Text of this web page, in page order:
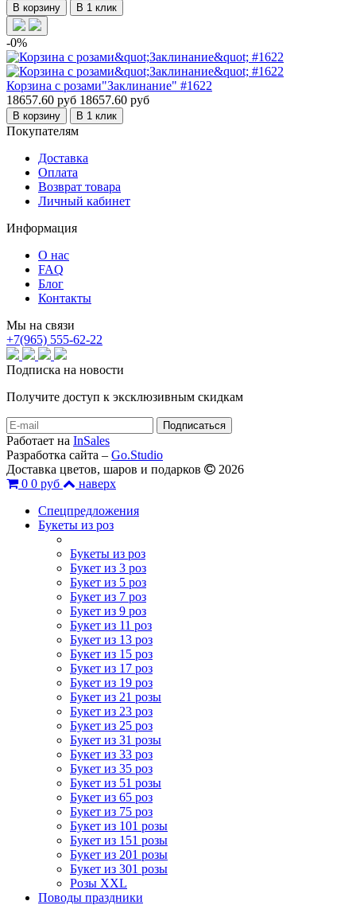
В корзину В 1 клик
-0%
Корзина с розами"Заклинание" #1622
18657.60 руб 18657.60 руб
В корзину В 1 клик
Покупателям
Доставка
Оплата
Возврат товара
Личный кабинет
Информация
О нас
FAQ
Блог
Контакты
Мы на связи
+7(965) 555-62-22
Подписка на новости
Получите доступ к эксклюзивным скидкам
Работает на InSales
Разработка сайта – Go.Studio
Доставка цветов, шаров и подарков
2026
0 0 руб
наверх
Спецпредложения
Букеты из роз
Букеты из роз
Букет из 3 роз
Букет из 5 роз
Букет из 7 роз
Букет из 9 роз
Букет из 11 роз
Букет из 13 роз
Букет из 15 роз
Букет из 17 роз
Букет из 19 роз
Букет из 21 розы
Букет из 23 роз
Букет из 25 роз
Букет из 31 розы
Букет из 33 роз
Букет из 35 роз
Букет из 51 розы
Букет из 65 роз
Букет из 75 роз
Букет из 101 розы
Букет из 151 розы
Букет из 201 розы
Букет из 301 розы
Розы XXL
Поводы праздники